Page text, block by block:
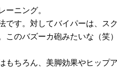
ーニング。
です。対してバイパーは、ス
このバズーカ砲みたいな（笑
もちろん、美脚効果やヒップ